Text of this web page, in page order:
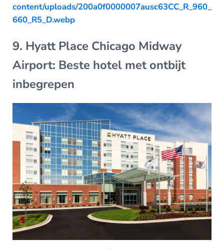
content/uploads/200a0f0000007ausc63CC_R_960_
660_R5_D.webp
9. Hyatt Place Chicago Midway
Airport: Beste hotel met ontbijt
inbegrepen